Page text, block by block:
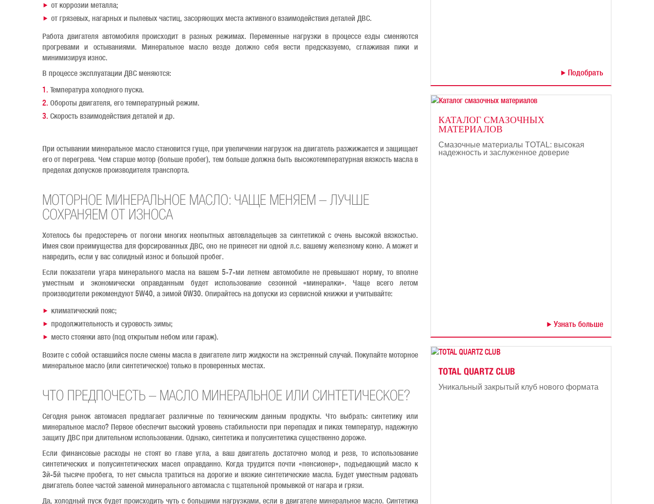
от коррозии металла;
от грязевых, нагарных и пылевых частиц, засоряющих места активного взаимодействия деталей ДВС.
Работа двигателя автомобиля происходит в разных режимах. Переменные нагрузки в процессе езды сменяются
прогревами и остываниями. Минеральное масло везде должно себя вести предсказуемо, сглаживая пики и
минимизируя износ.
В процессе эксплуатации ДВС меняются:
Температура холодного пуска.
Обороты двигателя, его температурный режим.
Скорость взаимодействия деталей и др.
При остывании минеральное масло становится гуще, при увеличении нагрузок на двигатель разжижается и защищает
его от перегрева. Чем старше мотор (больше пробег), тем больше должна быть высокотемпературная вязкость масла в
пределах допусков производителя транспорта.
МОТОРНОЕ МИНЕРАЛЬНОЕ МАСЛО: ЧАЩЕ МЕНЯЕМ – ЛУЧШЕ
СОХРАНЯЕМ ОТ ИЗНОСА
Хотелось бы предостеречь от погони многих неопытных автовладельцев за синтетикой с очень высокой вязкостью.
Имея свои преимущества для форсированных ДВС, оно не принесет ни одной л.с. вашему железному коню. А может и
навредить, если у вас солидный износ и большой пробег.
Если показатели угара минерального масла на вашем 5-7-ми летнем автомобиле не превышают норму, то вполне
уместным и экономически оправданным будет использование сезонной «минералки». Чаще всего летом
производители рекомендуют 5W40, а зимой 0W30. Опирайтесь на допуски из сервисной книжки и учитывайте:
климатический пояс;
продолжительность и суровость зимы;
место стоянки авто (под открытым небом или гараж).
Возите с собой оставшийся после смены масла в двигателе литр жидкости на экстренный случай. Покупайте моторное
минеральное масло (или синтетическое) только в проверенных местах.
ЧТО ПРЕДПОЧЕСТЬ – МАСЛО МИНЕРАЛЬНОЕ ИЛИ СИНТЕТИЧЕСКОЕ?
Сегодня рынок автомасел предлагает различные по техническим данным продукты. Что выбрать: синтетику или
минеральное масло? Первое обеспечит высокий уровень стабильности при перепадах и пиках температур, надежную
защиту ДВС при длительном использовании. Однако, синтетика и полусинтетика существенно дороже.
Если финансовые расходы не стоят во главе угла, а ваш двигатель достаточно молод и резв, то использование
синтетических и полусинтетических масел оправданно. Когда трудится почти «пенсионер», подъедающий масло к
3й-5й тысяче пробега, то нет смысла тратиться на дорогие и вязкие синтетические масла. Будет уместным радовать
двигатель более частой заменой минерального автомасла с тщательной промывкой от нагара и грязи.
Да, холодный пуск будет происходить чуть с большими нагрузками, если в двигателе минеральное масло. Синтетика
Подобрать
КАТАЛОГ СМАЗОЧНЫХ
МАТЕРИАЛОВ
Смазочные материалы TOTAL: высокая
надежность и заслуженное доверие
Узнать больше
TOTAL QUARTZ CLUB
Уникальный закрытый клуб нового формата